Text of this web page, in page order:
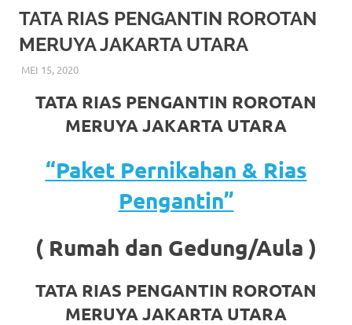
More
hints
rolex
replica.
website
https://www.watchesf.com
learn
more
TATA RIAS PENGANTIN ROROTAN
MERUYA JAKARTA UTARA
MEI 15, 2020RIASALIKHA
BEKASI
PENGANTIN MURAH ,RIAS,RIAS PENGANTIN
TATA RIAS PENGANTIN ROROTAN
MERUYA JAKARTA UTARA
“Paket Pernikahan & Rias
Pengantin”
( Rumah dan Gedung/Aula )
TATA RIAS PENGANTIN ROROTAN
MERUYA JAKARTA UTARA